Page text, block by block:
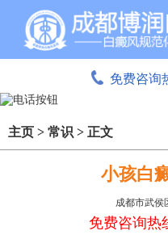
免费咨询
主页 > 常识 > 正文
小孩白
成都市武侯
免费咨询热